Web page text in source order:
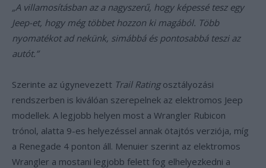
„A villamosításban az a nagyszerű, hogy képessé tesz egy
Jeep-et, hogy még többet hozzon ki magából. Több
nyomatékot ad nekünk, simábbá és pontosabbá teszi az
autót.”
Szerinte az úgynevezett Trail Ratingosztályozási
rendszerben is kiválóan szerepelnek az elektromos Jeep
modellek. A legjobb helyen most a Wrangler Rubicon
trónol, alatta 9-es helyezéssel annak ötajtós verziója, míg
a Renegade 4 ponton áll. Menuier szerint az elektromos
Wrangler a mostani legjobb felett fog elhelyezkedni a